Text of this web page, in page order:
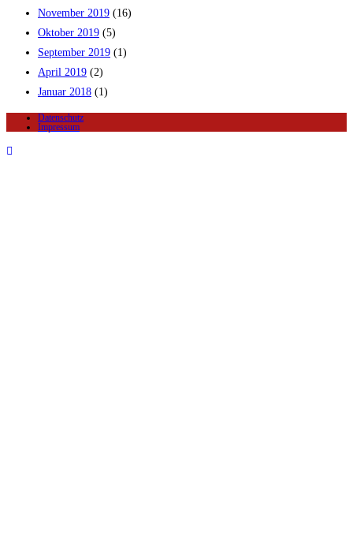
November 2019 (16)
Oktober 2019 (5)
September 2019 (1)
April 2019 (2)
Januar 2018 (1)
Datenschutz
Impressum